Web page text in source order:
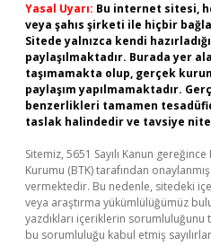
Yasal Uyarı: Bu internet sitesi,
veya şahıs şirketi ile hiçbir
Sitede yalnızca kendi
paylaşılmaktadır. Burada yer
taşımamakta olup, gerçek
paylaşım yapılmamaktadır.
benzerlikleri tamamen
taslak halindedir ve tavsiye
Sitemiz, 5651 Sayılı Kanun
Kurumu (BTK) tarafından
vermektedir. Bu nedenle, sitedeki
veya araştırma yükümlülüğümüz
yazdıkları içeriklerin
bu sorumluluğu kabul etmiş